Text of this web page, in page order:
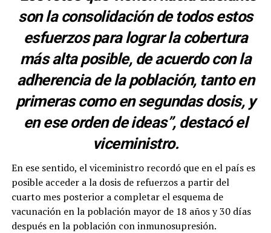
son la consolidación de todos estos
esfuerzos para lograr la cobertura
más alta posible, de acuerdo con la
adherencia de la población, tanto en
primeras como en segundas dosis, y
en ese orden de ideas”, destacó el
viceministro.
En ese sentido, el viceministro recordó que en el país es
posible acceder a la dosis de refuerzos a partir del
cuarto mes posterior a completar el esquema de
vacunación en la población mayor de 18 años y 30 días
después en la población con inmunosupresión.